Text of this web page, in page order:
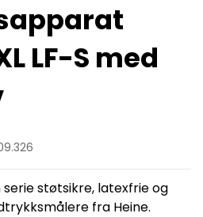
LF-S med
støtsikre, latexfrie og
fra Heine.